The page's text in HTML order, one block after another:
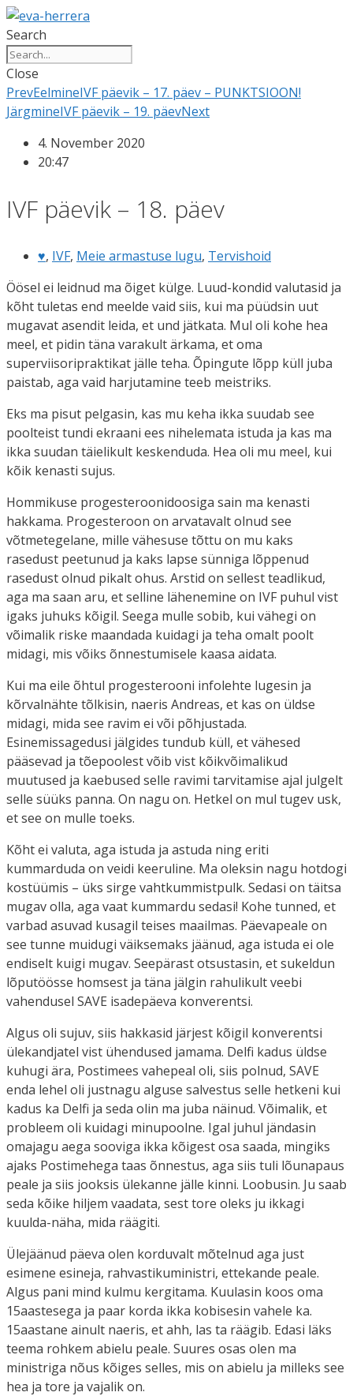
Skip
to
content
Search
Close
PrevEelmineIVF päevik – 17. päev – PUNKTSIOON!
JärgmineIVF päevik – 19. päevNext
4. November 2020
20:47
IVF päevik – 18. päev
♥, IVF, Meie armastuse lugu, Tervishoid
Öösel ei leidnud ma õiget külge. Luud-kondid valutasid ja
kõht tuletas end meelde vaid siis, kui ma püüdsin uut
mugavat asendit leida, et und jätkata. Mul oli kohe hea
meel, et pidin täna varakult ärkama, et oma
superviisoripraktikat jälle teha. Õpingute lõpp küll juba
paistab, aga vaid harjutamine teeb meistriks.
Eks ma pisut pelgasin, kas mu keha ikka suudab see
poolteist tundi ekraani ees nihelemata istuda ja kas ma
ikka suudan täielikult keskenduda. Hea oli mu meel, kui
kõik kenasti sujus.
Hommikuse progesteroonidoosiga sain ma kenasti
hakkama. Progesteroon on arvatavalt olnud see
võtmetegelane, mille vähesuse tõttu on mu kaks
rasedust peetunud ja kaks lapse sünniga lõppenud
rasedust olnud pikalt ohus. Arstid on sellest teadlikud,
aga ma saan aru, et selline lähenemine on IVF puhul vist
igaks juhuks kõigil. Seega mulle sobib, kui vähegi on
võimalik riske maandada kuidagi ja teha omalt poolt
midagi, mis võiks õnnestumisele kaasa aidata.
Kui ma eile õhtul progesterooni infolehte lugesin ja
kõrvalnähte tõlkisin, naeris Andreas, et kas on üldse
midagi, mida see ravim ei või põhjustada.
Esinemissagedusi jälgides tundub küll, et vähesed
pääsevad ja tõepoolest võib vist kõikvõimalikud
muutused ja kaebused selle ravimi tarvitamise ajal julgelt
selle süüks panna. On nagu on. Hetkel on mul tugev usk,
et see on mulle toeks.
Kõht ei valuta, aga istuda ja astuda ning eriti
kummarduda on veidi keeruline. Ma oleksin nagu hotdogi
kostüümis – üks sirge vahtkummistpulk. Sedasi on täitsa
mugav olla, aga vaat kummardu sedasi! Kohe tunned, et
varbad asuvad kusagil teises maailmas. Päevapeale on
see tunne muidugi väiksemaks jäänud, aga istuda ei ole
endiselt kuigi mugav. Seepärast otsustasin, et sukeldun
lõputöösse homsest ja täna jälgin rahulikult veebi
vahendusel SAVE isadepäeva konverentsi.
Algus oli sujuv, siis hakkasid järjest kõigil konverentsi
ülekandjatel vist ühendused jamama. Delfi kadus üldse
kuhugi ära, Postimees vahepeal oli, siis polnud, SAVE
enda lehel oli justnagu alguse salvestus selle hetkeni kui
kadus ka Delfi ja seda olin ma juba näinud. Võimalik, et
probleem oli kuidagi minupoolne. Igal juhul jändasin
omajagu aega sooviga ikka kõigest osa saada, mingiks
ajaks Postimehega taas õnnestus, aga siis tuli lõunapaus
peale ja siis jooksis ülekanne jälle kinni. Loobusin. Ju saab
seda kõike hiljem vaadata, sest tore oleks ju ikkagi
kuulda-näha, mida räägiti.
Ülejäänud päeva olen korduvalt mõtelnud aga just
esimene esineja, rahvastikuministri, ettekande peale.
Algus pani mind kulmu kergitama. Kuulasin koos oma
15aastesega ja paar korda ikka kobisesin vahele ka.
15aastane ainult naeris, et ahh, las ta räägib. Edasi läks
teema rohkem abielu peale. Suures osas olen ma
ministriga nõus kõiges selles, mis on abielu ja milleks see
hea ja tore ja vajalik on.